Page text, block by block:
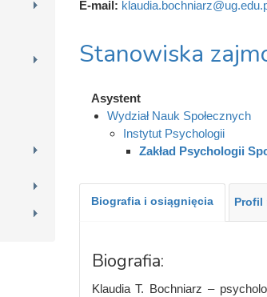
E-mail:
Stanowiska
Asystent
Wydział Nauk Społecznych
Instytut Psychologii
Zakład Psychologii
Biografia i osiągnięcia Profil
Biografia:
Klaudia T. Bochniarz –